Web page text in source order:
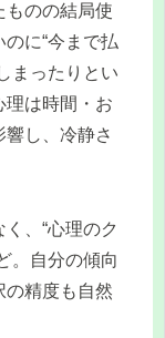
ものの結局使
に“今まで払
まったりとい
理は時間・お
し、冷静さ
、“心理のク
。自分の傾向
の精度も自然